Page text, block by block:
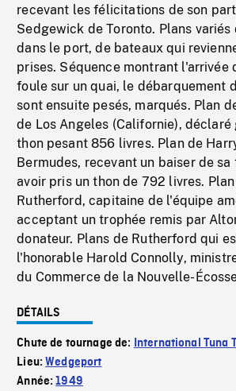
recevant les félicitations de son
Sedgewick de Toronto. Plans variés
dans le port, de bateaux qui
prises. Séquence montrant l'arrivée
foule sur un quai, le débarquement
sont ensuite pesés, marqués. Plan
de Los Angeles (Californie), déclaré
thon pesant 856 livres. Plan de
Bermudes, recevant un baiser de
avoir pris un thon de 792 livres.
Rutherford, capitaine de l'équipe
acceptant un trophée remis par
donateur. Plans de Rutherford qui
l'honorable Harold Connolly,
du Commerce de la Nouvelle-
DÉTAILS
Chute de tournage de:
International Tuna
Lieu:Wedgeport
Année:1949